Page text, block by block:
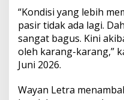
a
r
a
n
g
“Kondisi yang lebih
pasir tidak ada lagi.
sangat bagus. Kini
oleh karang-karang,”
Juni 2026.
Wayan Letra